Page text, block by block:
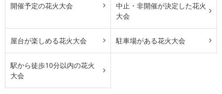
開催予定の花火大会
中止・非開催が決定した花火
大会
屋台が楽しめる花火大会 駐車場がある花火大会
駅から徒歩10分以内の花火
大会